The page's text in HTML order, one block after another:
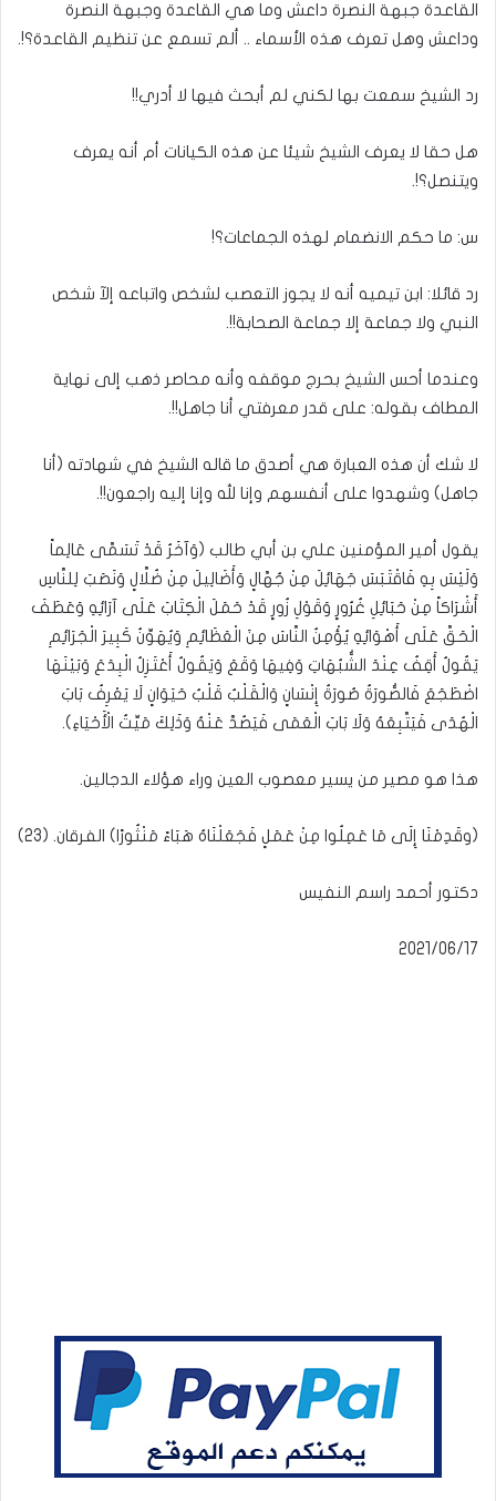
القاعدة جبهة النصرة داعش وما هي القاعدة وجبهة النصرة
وداعش وهل تعرف هذه الأسماء .. ألم تسمع عن تنظيم القاعدة؟!.
رد الشيخ سمعت بها لكني لم أبحث فيها لا أدري!!
هل حقا لا يعرف الشيخ شيئا عن هذه الكيانات أم أنه يعرف
ويتنصل؟!.
س: ما حكم الانضمام لهذه الجماعات؟!
رد قائلا: ابن تيميه أنه لا يجوز التعصب لشخص واتباعه إلآ شخص
النبي ولا جماعة إلا جماعة الصحابة!!.
وعندما أحس الشيخ بحرج موقفه وأنه محاصر ذهب إلى نهاية
المطاف بقوله: على قدر معرفتي أنا جاهل!!.
لا شك أن هذه العبارة هي أصدق ما قاله الشيخ في شهادته (أنا
جاهل) وشهدوا على أنفسهم وإنا لله وإنا إليه راجعون!!.
يقول أمير المؤمنين علي بن أبي طالب (وَآخَرُ قَدْ تَسَمَّى عَالِماً
وَلَيْسَ بِهِ فَاقْتَبَسَ جَهَائِلَ مِنْ جُهَّالٍ وَأَضَالِيلَ مِنْ ضُلَّالٍ وَنَصَبَ لِلنَّاسِ
أَشْرَاكاً مِنْ حَبَائِلِ غُرُورٍ وَقَوْلِ زُورٍ قَدْ حَمَلَ الْكِتَابَ عَلَى آرَائِهِ وَعَطَفَ
الْحَقَّ عَلَى أَهْوَائِهِ يُؤْمِنُ النَّاسَ مِنَ الْعَظَائِمِ وَيُهَوِّنُ كَبِيرَ الْجَرَائِمِ
يَقُولُ أَقِفُ عِنْدَ الشُّبُهَاتِ وَفِيهَا وَقَعَ وَيَقُولُ أَعْتَزِلُ الْبِدَعَ وَبَيْنَهَا
اضْطَجَعَ فَالصُّورَةُ صُورَةُ إِنْسَانٍ وَالْقَلْبُ قَلْبُ حَيَوَانٍ لَا يَعْرِفُ بَابَ
الْهُدَى فَيَتَّبِعَهُ وَلَا بَابَ الْعَمَى فَيَصُدَّ عَنْهُ وَذَلِكَ مَيِّتُ الْأَحْيَاءِ).
هذا هو مصير من يسير معصوب العين وراء هؤلاء الدجالين.
(وقَدِمْنَا إِلَى مَا عَمِلُوا مِنْ عَمَلٍ فَجَعَلْنَاهُ هَبَاءً مَنْثُورًا) الفرقان. (23)
دكتور أحمد راسم النفيس